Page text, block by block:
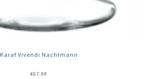
Karaf Vivendi Nachtmann
€67,99